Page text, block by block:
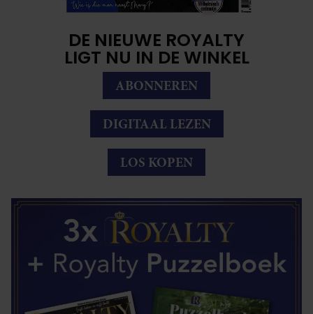
DE NIEUWE ROYALTY
LIGT NU IN DE WINKEL
ABONNEREN
DIGITAAL LEZEN
LOS KOPEN